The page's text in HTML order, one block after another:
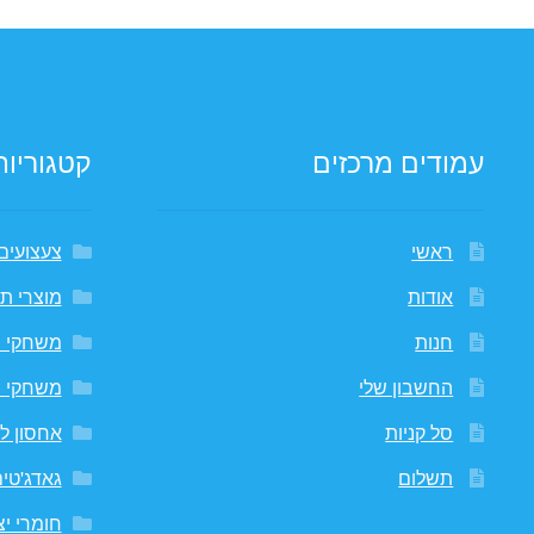
עמודים מרכזים
ראשי
אודות
חנות
החשבון שלי
סל קניות
תשלום
מוצרי
אחסון
חומרי